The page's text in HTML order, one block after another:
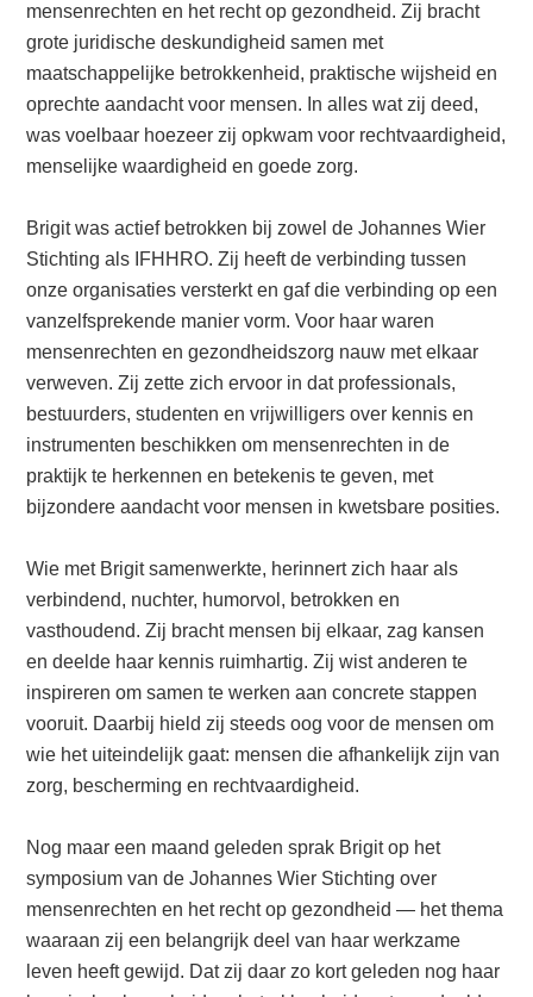
mensenrechten en het recht op gezondheid. Zij bracht
grote juridische deskundigheid samen met
maatschappelijke betrokkenheid, praktische wijsheid en
oprechte aandacht voor mensen. In alles wat zij deed,
was voelbaar hoezeer zij opkwam voor rechtvaardigheid,
menselijke waardigheid en goede zorg.
Brigit was actief betrokken bij zowel de Johannes Wier
Stichting als IFHHRO. Zij heeft de verbinding tussen
onze organisaties versterkt en gaf die verbinding op een
vanzelfsprekende manier vorm. Voor haar waren
mensenrechten en gezondheidszorg nauw met elkaar
verweven. Zij zette zich ervoor in dat professionals,
bestuurders, studenten en vrijwilligers over kennis en
instrumenten beschikken om mensenrechten in de
praktijk te herkennen en betekenis te geven, met
bijzondere aandacht voor mensen in kwetsbare posities.
Wie met Brigit samenwerkte, herinnert zich haar als
verbindend, nuchter, humorvol, betrokken en
vasthoudend. Zij bracht mensen bij elkaar, zag kansen
en deelde haar kennis ruimhartig. Zij wist anderen te
inspireren om samen te werken aan concrete stappen
vooruit. Daarbij hield zij steeds oog voor de mensen om
wie het uiteindelijk gaat: mensen die afhankelijk zijn van
zorg, bescherming en rechtvaardigheid.
Nog maar een maand geleden sprak Brigit op het
symposium van de Johannes Wier Stichting over
mensenrechten en het recht op gezondheid — het thema
waaraan zij een belangrijk deel van haar werkzame
leven heeft gewijd. Dat zij daar zo kort geleden nog haar